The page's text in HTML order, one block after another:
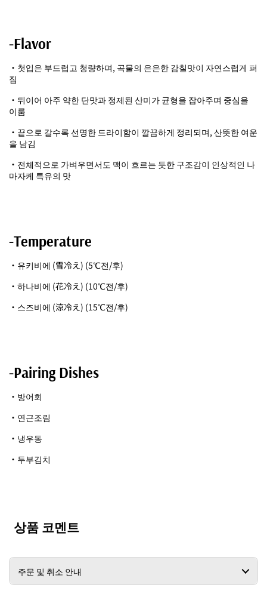
-Flavor
・첫입은 부드럽고 청량하며, 곡물의 은은한 감칠맛이 자연스럽게 퍼
짐
・뒤이어 아주 약한 단맛과 정제된 산미가 균형을 잡아주며 중심을
이룸
・끝으로 갈수록 선명한 드라이함이 깔끔하게 정리되며, 산뜻한 여운
을 남김
・전체적으로 가벼우면서도 맥이 흐르는 듯한 구조감이 인상적인 나
마자케 특유의 맛
-Temperature
・유키비에 (雪冷え) (5℃전/후)
・하나비에 (花冷え) (10℃전/후)
・스즈비에 (涼冷え) (15℃전/후)
-Pairing Dishes
・방어회
・연근조림
・냉우동
・두부김치
상품 코멘트
주문 및 취소 안내